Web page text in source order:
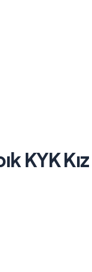
KYK